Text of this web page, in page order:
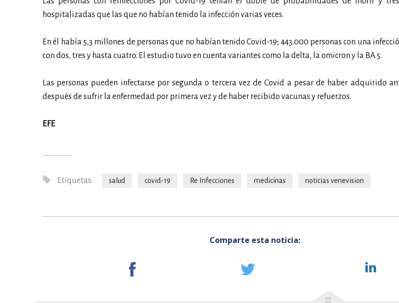
hospitalizadas que las que no habían tenido la infección varias veces.
En él había 5,3 millones de personas que no habían tenido Covid-19; 443.000 personas con una
con dos, tres y hasta cuatro. El estudio tuvo en cuenta variantes como la delta, la omicron y la BA.5.
Las personas pueden infectarse por segunda o tercera vez de Covid a pesar de haber adquirido
después de sufrir la enfermedad por primera vez y de haber recibido vacunas y refuerzos.
EFE
Etiquetas: salud covid-19 Re Infecciones medicinas noticias venevision
Comparte esta noticia: